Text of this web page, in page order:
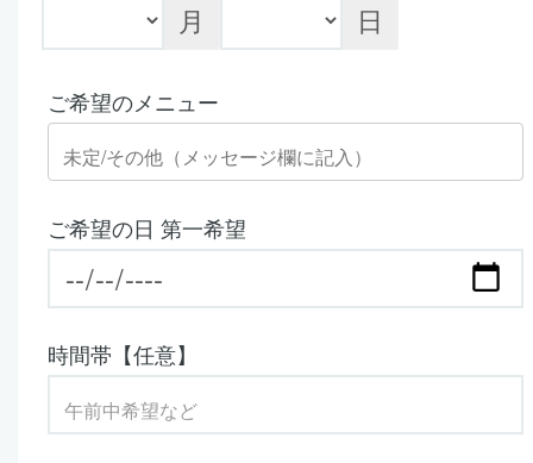
月
日
ご希望のメニュー
ご希望の日 第一希望
時間帯【任意】